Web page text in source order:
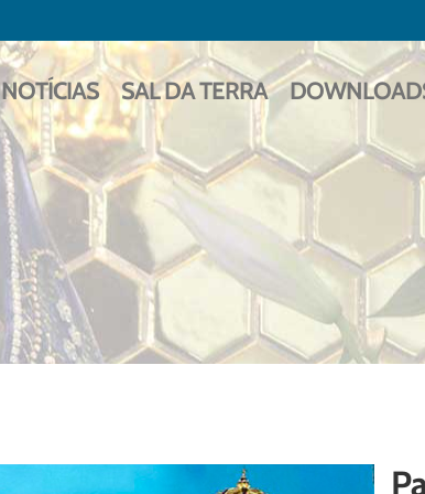
NOTÍCIAS SAL DA TERRA